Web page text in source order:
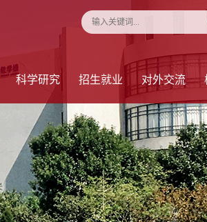
科学研究 招生就业 对外交流